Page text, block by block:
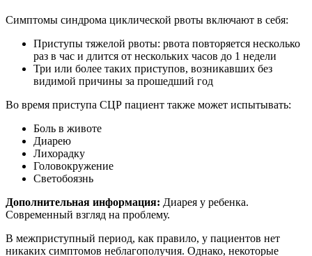
Симптомы синдрома циклической рвоты включают в себя:
Приступы тяжелой рвоты: рвота повторяется несколько
раз в час и длится от нескольких часов до 1 недели
Три или более таких приступов, возникавших без
видимой причины за прошедший год
Во время приступа СЦР пациент также может испытывать:
Боль в животе
Диарею
Лихорадку
Головокружение
Светобоязнь
Дополнительная информация: Диарея у ребенка.
Современный взгляд на проблему.
В межприступный период, как правило, у пациентов нет
никаких симптомов неблагополучия. Однако, некоторые